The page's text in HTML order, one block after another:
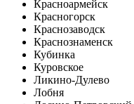
Красноармейск
Красногорск
Краснозаводск
Краснознаменск
Кубинка
Куровское
Ликино-Дулево
Лобня